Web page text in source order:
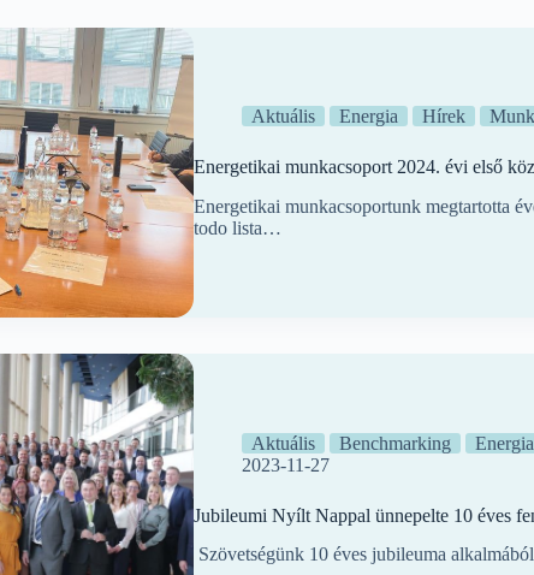
Aktuális Energia Hírek
Energetikai munkacsoport 2024. évi első
Energetikai munkacsoportunk megtartotta
todo lista…
Aktuális Benchmarking Energia
2023-11-27
Jubileumi Nyílt Nappal ünnepelte 10 éves
Szövetségünk 10 éves jubileuma